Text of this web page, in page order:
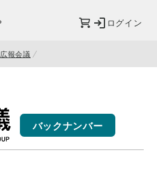
ログイン
広報会議
バックナンバー